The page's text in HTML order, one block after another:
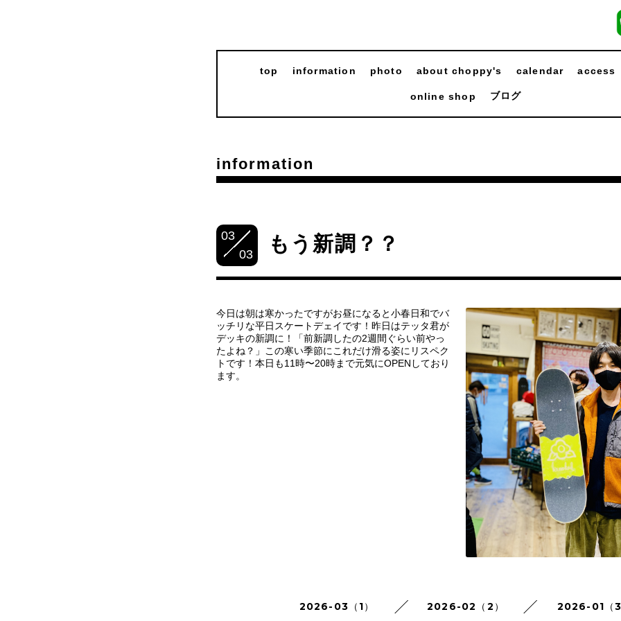
top information photo about choppy's calendar access
online shop ブログ
information
03
03
もう新調？？
今日は朝は寒かったですがお昼になると小春日和でバ
ッチリな平日スケートデェイです！昨日はテッタ君が
デッキの新調に！「前新調したの2週間ぐらい前やっ
たよね？」この寒い季節にこれだけ滑る姿にリスペク
トです！本日も11時〜20時まで元気にOPENしており
ます。
2026-03（1） 2026-02（2） 2026-01（